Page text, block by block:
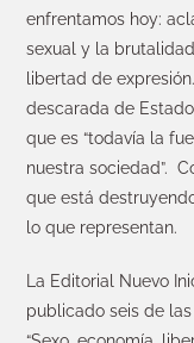
enfrentamos hoy:
sexual y la
libertad de
descarada de
que es “todavía la
nuestra sociedad”.
que está
lo que representan.
La Editorial Nuevo
publicado seis de